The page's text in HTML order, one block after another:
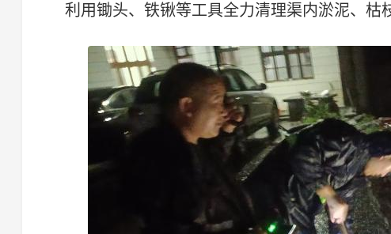
利用锄头、铁锹等工具全力清理渠内淤泥、枯